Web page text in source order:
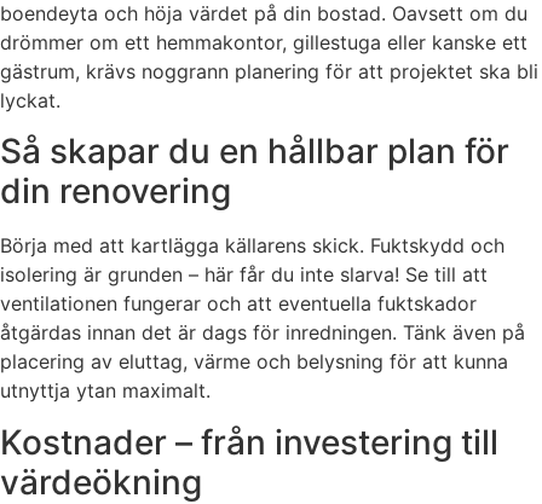
boendeyta och höja värdet på din bostad. Oavsett om du
drömmer om ett hemmakontor, gillestuga eller kanske ett
gästrum, krävs noggrann planering för att projektet ska bli
lyckat.
Så skapar du en hållbar plan för
din renovering
Börja med att kartlägga källarens skick. Fuktskydd och
isolering är grunden – här får du inte slarva! Se till att
ventilationen fungerar och att eventuella fuktskador
åtgärdas innan det är dags för inredningen. Tänk även på
placering av eluttag, värme och belysning för att kunna
utnyttja ytan maximalt.
Kostnader – från investering till
värdeökning